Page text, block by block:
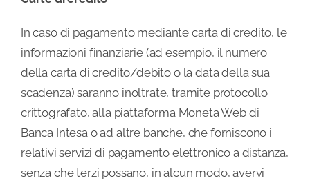
In caso di pagamento mediante carta di credito, le
informazioni finanziarie (ad esempio, il numero
della carta di credito/debito o la data della sua
scadenza) saranno inoltrate, tramite protocollo
crittografato, alla piattaforma Moneta Web di
Banca Intesa o ad altre banche, che forniscono i
relativi servizi di pagamento elettronico a distanza,
senza che terzi possano, in alcun modo, avervi